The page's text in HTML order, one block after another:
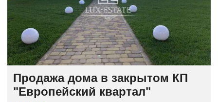
Продажа дома в закрытом КП
"Европейский квартал"